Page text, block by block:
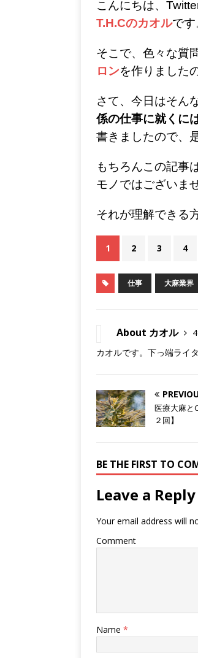
t
r
g
a
m
こんにちは、
T.H.Cのカオルです
そこで、色々な質
ロンを作りました
さて、今日はそん
係の仕事に就くに
書きましたので、
もちろんこの記事
モノではございま
それが理解できる
1 2 3 4
仕事 大麻業界
About カオル
カオルです。下っ端ライ
医療大麻と
２回】
BE THE FIRST TO
Leave a Reply
Your email address will
Comment
Name *